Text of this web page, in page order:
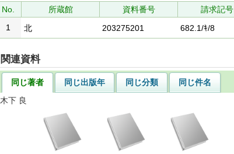
No. 所蔵館 資料番号 請求記号
1
北 203275201 682.1/ｷ/8
関連資料
同じ著者 同じ出版年 同じ分類
同じ件名
木下 良